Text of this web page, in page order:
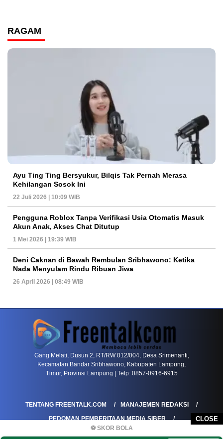
CLOSE
⚽ SKOR BOLA
RAGAM
Ayu Ting Ting Bersyukur, Bilqis Tak Pernah Merasa
Kehilangan Sosok Ini
22 Juli 2026 | 10:09 WIB
Pengguna Roblox Tanpa Verifikasi Usia Otomatis Masuk
Akun Anak, Akses Chat Ditutup
1 Mei 2026 | 19:39 WIB
Deni Caknan di Bawah Rembulan Sribhawono: Ketika
Nada Menyulam Rindu Ribuan Jiwa
26 April 2026 | 08:49 WIB
Gang Melati, Dusun 2, RT/RW 012/004, Desa Srimenanti,
Kecamatan Bandar Sribhawono, Kabupaten Lampung,
Timur, Provinsi Lampung | Telp: 0857-0916-6915
TENTANG FREENTALK.COM
MANAJEMEN REDAKSI
PEDOMAN PEMBERITAAN MEDIA SIBER
PEDOMAN PEMBERITAAN RAMAH ANAK